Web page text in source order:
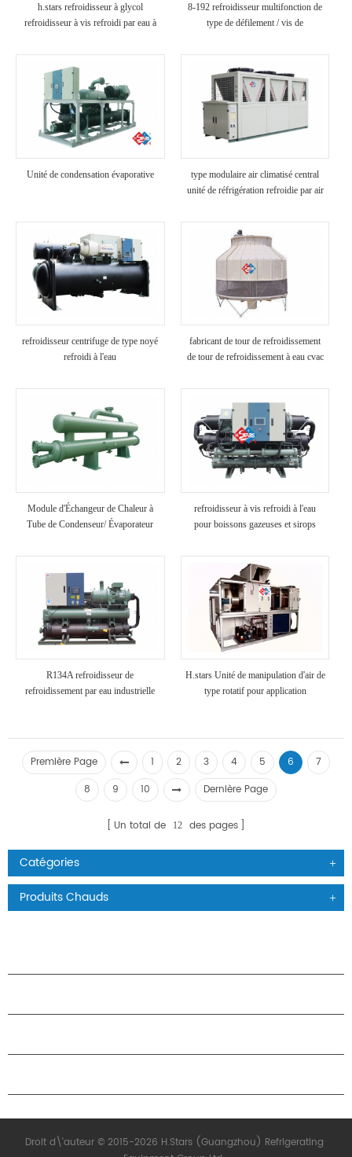
h.stars refroidisseur à glycol
refroidisseur à vis refroidi par eau à
de chaleur)
8-192 refroidisseur multifonction de
type de défilement / vis de
l'utilisation d'hôtel / hôpital / villa
Unité de condensation évaporative
type modulaire air climatisé central
unité de réfrigération refroidie par air
hôtel / hôpital
refroidisseur centrifuge de type noyé
refroidi à l'eau
fabricant de tour de refroidissement
de tour de refroidissement à eau cvac
Module d'Échangeur de Chaleur à
Tube de Condenseur/ Évaporateur
Refroidisseurs pour l'Industrie
Chimique Utilisation
refroidisseur à vis refroidi à l'eau
pour boissons gazeuses et sirops
R134A refroidisseur de
refroidissement par eau industrielle
H.stars Unité de manipulation d'air de
type rotatif pour application
Première Page 1 2 3 4 5 6
7
8
9 10 Dernière Page
Un total de 12 des pages
Catégories
Produits Chauds
Droit d\'auteur © 2015-2026 H.Stars (Guangzhou) Refrigerating